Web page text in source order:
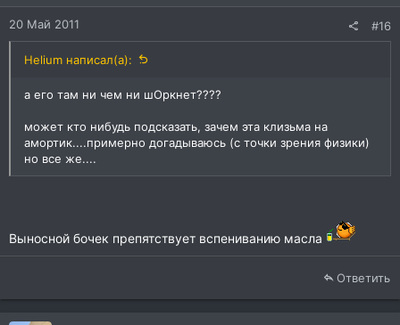
20 Май 2011 #16
Helium написал(а):
а его там ни чем ни шОркнет????
может кто нибудь подсказать, зачем эта клизьма на
амортик....примерно догадываюсь (с точки зрения физики)
но все же....
Выносной бочек препятствует вспениванию масла
Ответить